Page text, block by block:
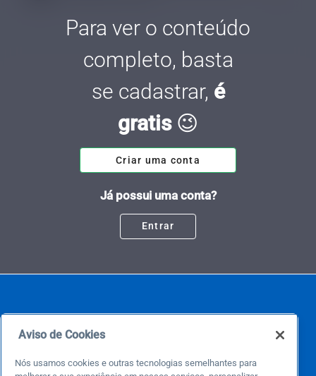
Para ver o conteúdo
completo, basta
se cadastrar, é
gratis😉
Criar uma conta
Já possui uma conta?
Entrar
Aviso de Cookies
Nós usamos cookies e outras tecnologias semelhantes para